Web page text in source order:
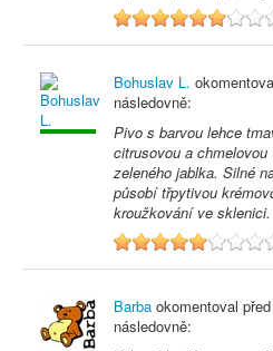
6
Bohuslav L.
následovně:
Pivo s barvou lehce
citrusovou a
zeleného jablka. Silné
působí třpytivou
kroužkování ve sklenici.
5
Barba okomentoval před
následovně: